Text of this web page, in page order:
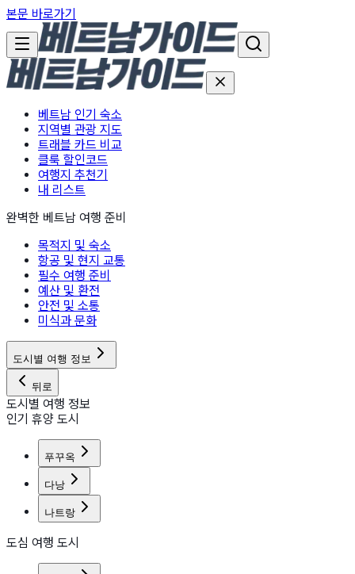
본문 바로가기
베트남 인기 숙소
지역별 관광 지도
트래블 카드 비교
클룩 할인코드
여행지 추천기
내 리스트
완벽한 베트남 여행 준비
목적지 및 숙소
항공 및 현지 교통
필수 여행 준비
예산 및 환전
안전 및 소통
미식과 문화
도시별 여행 정보
뒤로
도시별 여행 정보
인기 휴양 도시
푸꾸옥
다낭
나트랑
도심 여행 도시